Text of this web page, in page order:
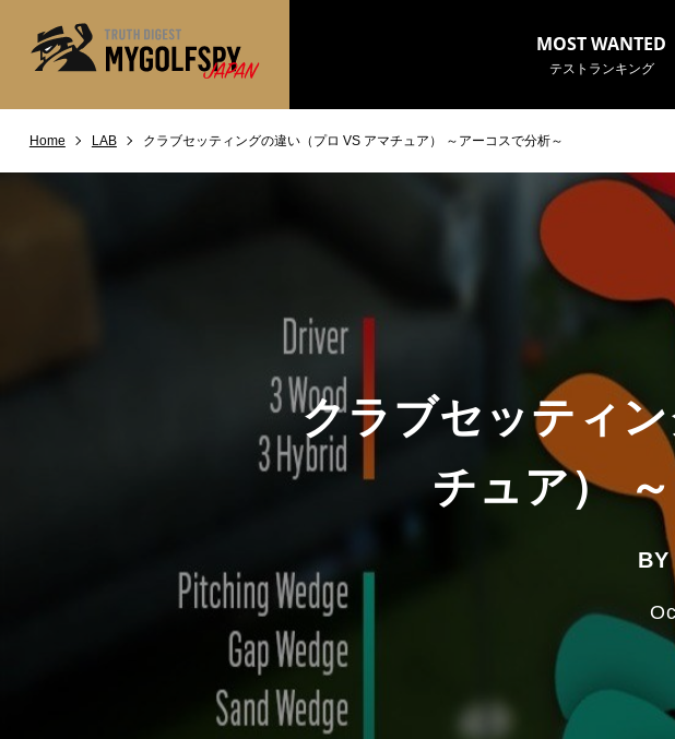
MOST WANTED
テストランキング
Home LAB クラブセッティングの違い（プロ VS アマチュア） ～アーコスで分析～
クラブセッティ
チュア）
BY
MOST WANTED
フェアウェイウッド
ウェッジ
※メーカー名やクラブ名など、検索し